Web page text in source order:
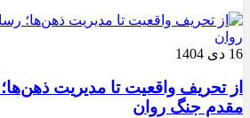
16 دی 1404
از تحریف واقعیت تا مدیریت
مقدم جنگ روان